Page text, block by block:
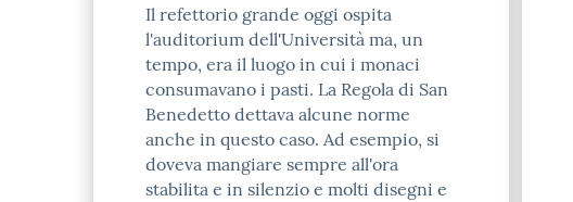
Il refettorio grande oggi ospita
l'auditorium dell'Università ma, un
tempo, era il luogo in cui i monaci
consumavano i pasti. La Regola di San
Benedetto dettava alcune norme
anche in questo caso. Ad esempio, si
doveva mangiare sempre all'ora
stabilita e in silenzio e molti disegni e